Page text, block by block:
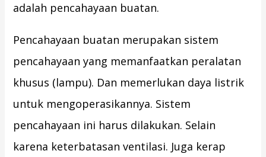
adalah pencahayaan buatan.
Pencahayaan buatan merupakan sistem
pencahayaan yang memanfaatkan peralatan
khusus (lampu). Dan memerlukan daya listrik
untuk mengoperasikannya. Sistem
pencahayaan ini harus dilakukan. Selain
karena keterbatasan ventilasi. Juga kerap